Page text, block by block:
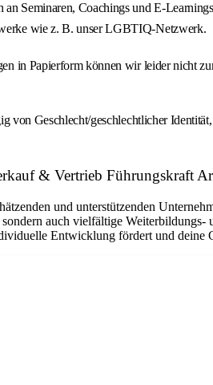
Seminaren, Coachings und
wie z. B. unser LGBTIQ‑Netzwerk.
in Papierform können wir leider nicht
von Geschlecht/geschlechtlicher
& Vertrieb Führungskraft
und unterstützenden
auch vielfältige
Entwicklung fördert und deine